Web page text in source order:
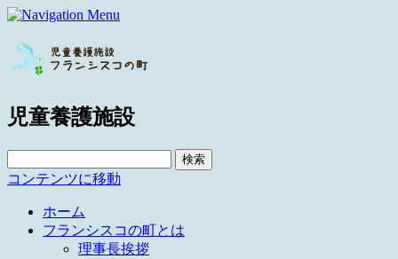
児童養護施設
索:
コンテンツに移動
ホーム
フランシスコの町とは
理事長挨拶